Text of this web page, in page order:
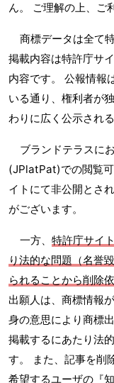
ん。 ご理解の上、ご
商標データは全て
掲載内容は特許庁サ
内容です。 公報情報
いる通り、権利者が
わりに広く公示され
ブランドテラスに
(JPlatPat)での閲覧
イトにて非公開とさ
がございます。
一方、 特許庁サイ
り法的な問題（名誉
られることから削除
出願人は、商標情報
身の意思により商標
掲載するにあたり法
す。 また、記事を削
希望するユーザの『